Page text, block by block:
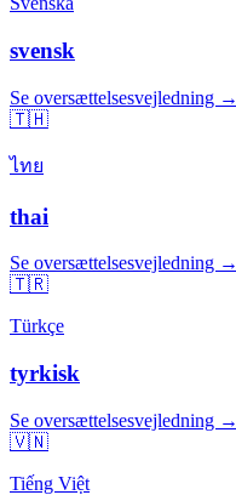
svensk
Se oversættelsesvejledning →
🇹🇭
ไทย
thai
Se oversættelsesvejledning →
🇹🇷
Türkçe
tyrkisk
Se oversættelsesvejledning →
🇻🇳
Tiếng Việt